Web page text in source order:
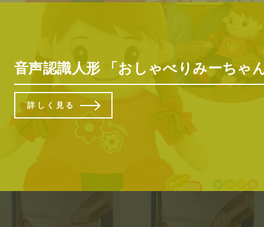
音声認識人形 「おしゃべりみーちゃ
詳しく見る